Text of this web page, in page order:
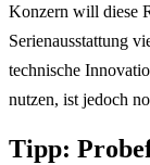
Konzern will diese
Serienausstattung
technische
nutzen, ist jedoch
Tipp: